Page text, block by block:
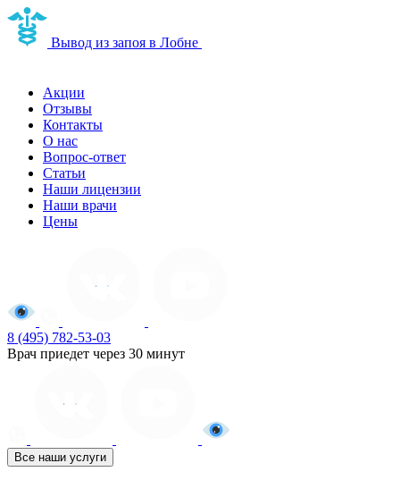
Вывод из запоя в Лобне
Акции
Отзывы
Контакты
О нас
Вопрос-ответ
Статьи
Наши лицензии
Наши врачи
Цены
8 (495) 782-53-03
Врач приедет через 30 минут
Все наши услуги